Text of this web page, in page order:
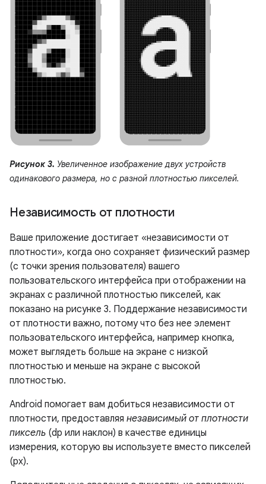
Рисунок 3. Увеличенное изображение двух устройств
одинакового размера, но с разной плотностью пикселей.
Независимость от плотности
Ваше приложение достигает «независимости от
плотности», когда оно сохраняет физический размер
(с точки зрения пользователя) вашего
пользовательского интерфейса при отображении на
экранах с различной плотностью пикселей, как
показано на рисунке 3. Поддержание независимости
от плотности важно, потому что без нее элемент
пользовательского интерфейса, например кнопка,
может выглядеть больше на экране с низкой
плотностью и меньше на экране с высокой
плотностью.
Android помогает вам добиться независимости от
плотности, предоставляя независимый от плотности
пиксель (dp или наклон) в качестве единицы
измерения, которую вы используете вместо пикселей
(px).